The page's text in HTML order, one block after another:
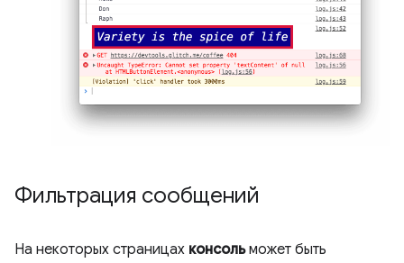
Фильтрация сообщений
На некоторых страницах консольможет быть